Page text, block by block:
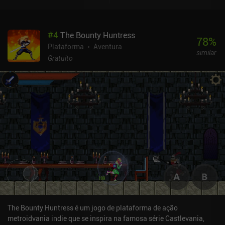
personagem empunha um chicote de corrente que pode ser
imbuído de vários poderes elementares. Diferentes inimigos e até
mesmo chefes têm tolerância e vulnerabilidade a determinados
obter o máximo de eficácia. Infelizmente, esse sistema
aparentemente interessante sofre com um balanceamento ruim - é
muito mais fácil usar apenas o chicote normal. O que eu mais
gostei no jogo foi seu vasto mapa não linear e a abundância de
habilidades que aprendemos gradualmente durante a exploração
ou em lutas contra chefes difíceis. Elas não só dão acesso a áreas
anteriormente bloqueadas, mas também mudam a forma como
abordamos o combate, o que torna sua aquisição ainda mais
empolgante. [Veja também nossa lista dos melhores jogos
Metroidvania para celular] Embora pareça um pouco injusto e
esmagador no início, o jogo se torna difícil de largar depois que
passamos algum tempo aprendendo as regras e adquirindo
algumas habilidades úteis. Os excelentes elementos visuais, de
áudio e de jogabilidade tornam a experiência bastante agradável e
#4The Bounty Huntress
Plataforma
Aventura
Gratuito
78%
similar
The Bounty Huntress é um jogo de plataforma de ação
metroidvania indie que se inspira na famosa série Castlevania,